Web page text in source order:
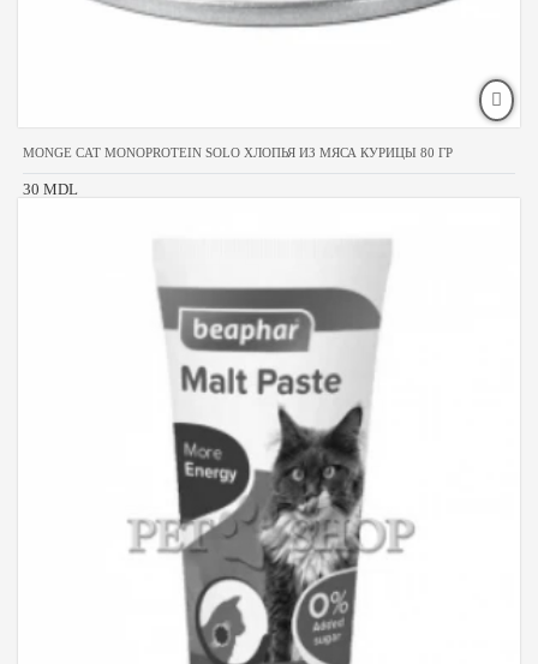
MONGE CAT MONOPROTEIN SOLO ХЛОПЬЯ ИЗ МЯСА КУРИЦЫ 80 ГР
30 MDL